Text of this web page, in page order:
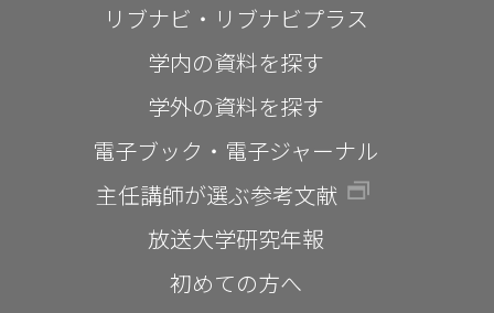
リブナビ・リブナビプラス
学内の資料を探す
学外の資料を探す
電子ブック・電子ジャーナル
主任講師が選ぶ参考文献
放送大学研究年報
初めての方へ